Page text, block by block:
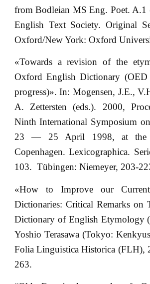
from Bodleian MS Eng. Poet. A.1
English Text Society. Original
Oxford/New York: Oxford
«Towards a revision of the
Oxford English Dictionary
progress)». In: Mogensen, J.E.,
A. Zettersten (eds.). 2000,
Ninth International Symposium
23 — 25 April 1998, at the
Copenhagen. Lexicographica.
103. Tübingen: Niemeyer, 203-
«How to Improve our
Dictionaries: Critical Remarks on
Dictionary of English Etymology
Yoshio Terasawa (Tokyo:
Folia Linguistica Historica (FLH),
263.